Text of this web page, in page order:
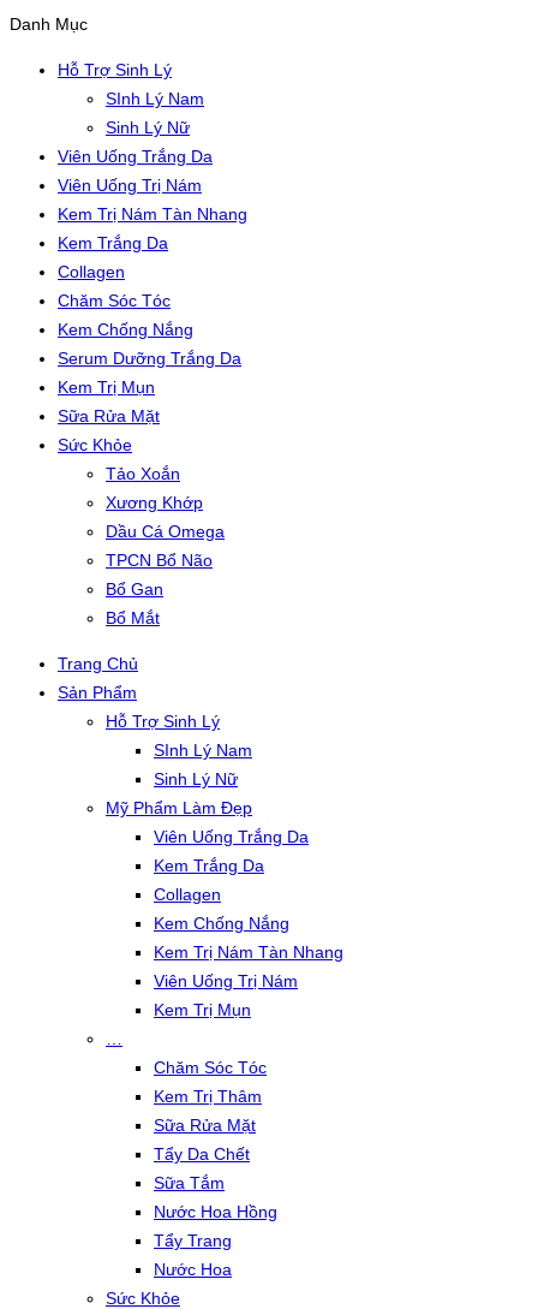
Danh Mục
Hỗ Trợ Sinh Lý
SInh Lý Nam
Sinh Lý Nữ
Viên Uống Trắng Da
Viên Uống Trị Nám
Kem Trị Nám Tàn Nhang
Kem Trắng Da
Collagen
Chăm Sóc Tóc
Kem Chống Nắng
Serum Dưỡng Trắng Da
Kem Trị Mụn
Sữa Rửa Mặt
Sức Khỏe
Tảo Xoắn
Xương Khớp
Dầu Cá Omega
TPCN Bổ Não
Bổ Gan
Bổ Mắt
Trang Chủ
Sản Phẩm
Hỗ Trợ Sinh Lý
SInh Lý Nam
Sinh Lý Nữ
Mỹ Phẩm Làm Đẹp
Viên Uống Trắng Da
Kem Trắng Da
Collagen
Kem Chống Nắng
Kem Trị Nám Tàn Nhang
Viên Uống Trị Nám
Kem Trị Mụn
Chăm Sóc Tóc
Kem Trị Thâm
Sữa Rửa Mặt
Tẩy Da Chết
Sữa Tắm
Nước Hoa Hồng
Tẩy Trang
Nước Hoa
Sức Khỏe